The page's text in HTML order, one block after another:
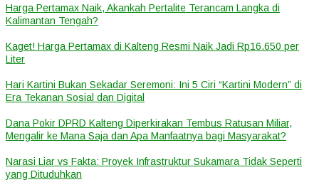
Harga Pertamax Naik, Akankah Pertalite Terancam Langka di
Kalimantan Tengah?
Kaget! Harga Pertamax di Kalteng Resmi Naik Jadi Rp16.650 per
Liter
Hari Kartini Bukan Sekadar Seremoni: Ini 5 Ciri “Kartini Modern” di
Era Tekanan Sosial dan Digital
Dana Pokir DPRD Kalteng Diperkirakan Tembus Ratusan Miliar,
Mengalir ke Mana Saja dan Apa Manfaatnya bagi Masyarakat?
Narasi Liar vs Fakta: Proyek Infrastruktur Sukamara Tidak Seperti
yang Dituduhkan